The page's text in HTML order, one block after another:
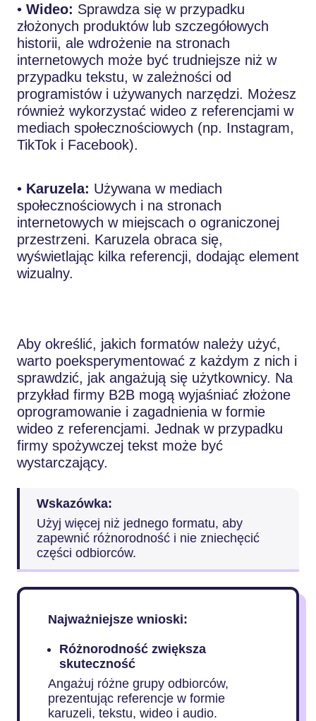
• Wideo: Sprawdza się w przypadku
złożonych produktów lub szczegółowych
historii, ale wdrożenie na stronach
internetowych może być trudniejsze niż w
przypadku tekstu, w zależności od
programistów i używanych narzędzi. Możesz
również wykorzystać wideo z referencjami w
mediach społecznościowych (np. Instagram,
TikTok i Facebook).
• Karuzela: Używana w mediach
społecznościowych i na stronach
internetowych w miejscach o ograniczonej
przestrzeni. Karuzela obraca się,
wyświetlając kilka referencji, dodając element
wizualny.
Aby określić, jakich formatów należy użyć,
warto poeksperymentować z każdym z nich i
sprawdzić, jak angażują się użytkownicy. Na
przykład firmy B2B mogą wyjaśniać złożone
oprogramowanie i zagadnienia w formie
wideo z referencjami. Jednak w przypadku
firmy spożywczej tekst może być
wystarczający.
Wskazówka:
Użyj więcej niż jednego formatu, aby
zapewnić różnorodność i nie zniechęcić
części odbiorców.
Najważniejsze wnioski:
Różnorodność zwiększa
skuteczność
Angażuj różne grupy odbiorców,
prezentując referencje w formie
karuzeli, tekstu, wideo i audio.